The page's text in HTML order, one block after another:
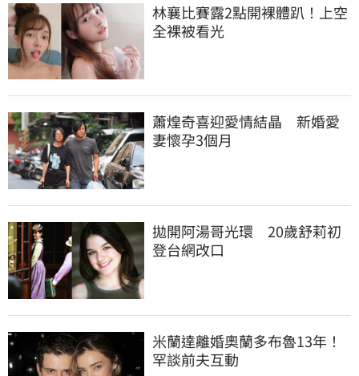
林襄比賽露2點開裸體趴！上空
全裸被看光
蕭煌奇喜迎愛情結晶　新婚愛
妻懷孕3個月
拋開阿湯哥光環　20歲舒莉初
登台網改口
米蘭達離婚奧蘭多布魯13年！
罕談前夫互動